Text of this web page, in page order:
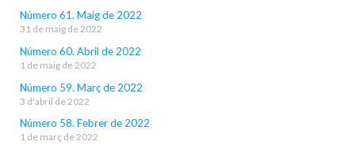
Número 61. Maig de 2022
31 de maig de 2022
Número 60. Abril de 2022
1 de maig de 2022
Número 59. Març de 2022
3 d'abril de 2022
Número 58. Febrer de 2022
1 de març de 2022